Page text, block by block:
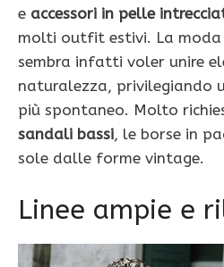
e accessori in pelle
molti outfit estivi. La moda
sembra infatti voler unire
naturalezza, privilegiando
più spontaneo. Molto
sandali bassi, le borse in
sole dalle forme vintage.
Linee ampie e